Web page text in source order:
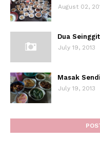
August 02,
Dua Seinggit
July 19, 2013
Masak
July 19, 2013